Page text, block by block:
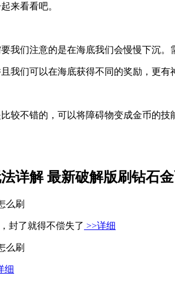
来看看吧。
我们注意的是在海底我们会慢慢下沉
我们可以在海底获得不同的奖励，更
较不错的，可以将障碍物变成金币的
详解 最新破解版刷钻石
么刷
封了就得不偿失了 >>详细
么刷
细